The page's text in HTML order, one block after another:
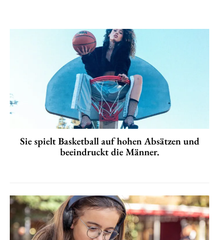
Sie spielt Basketball auf hohen Absätzen und
beeindruckt die Männer.